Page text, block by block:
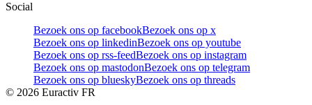
Social
Bezoek ons op facebookBezoek ons op x
Bezoek ons op linkedinBezoek ons op youtube
Bezoek ons op rss-feedBezoek ons op instagram
Bezoek ons op mastodonBezoek ons op telegram
Bezoek ons op blueskyBezoek ons op threads
© 2026 Euractiv FR